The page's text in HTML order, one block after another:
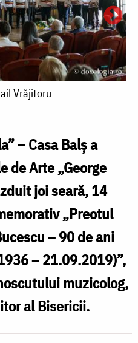
Vrăjitoru
– Casa Balș a
de Arte „George
joi seară, 14
„Preotul
– 90 de ani
– 21.09.2019)”,
muzicolog,
al Bisericii.